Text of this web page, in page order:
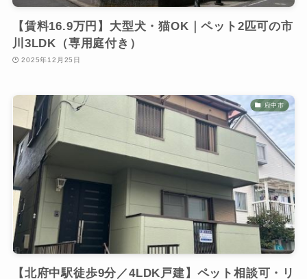
【賃料16.9万円】大型犬・猫OK｜ペット2匹可の市
川3LDK（専用庭付き）
2025年12月25日
府中市
【北府中駅徒歩9分／4LDK戸建】ペット相談可・リ